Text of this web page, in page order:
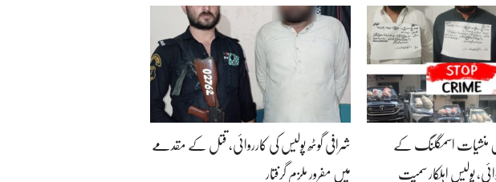
میں منشیات اسمگلنگ کے
پولیس اہلکار سمیت
شرافی گوٹھ پولیس کی کارروائی، قتل کے مقدمے
میں مفرور ملزم گرفتار